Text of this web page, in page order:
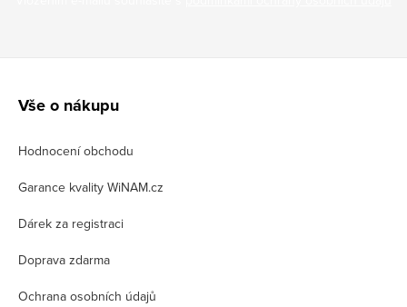
Vše o nákupu
Hodnocení obchodu
Garance kvality WiNAM.cz
Dárek za registraci
Doprava zdarma
Ochrana osobních údajů